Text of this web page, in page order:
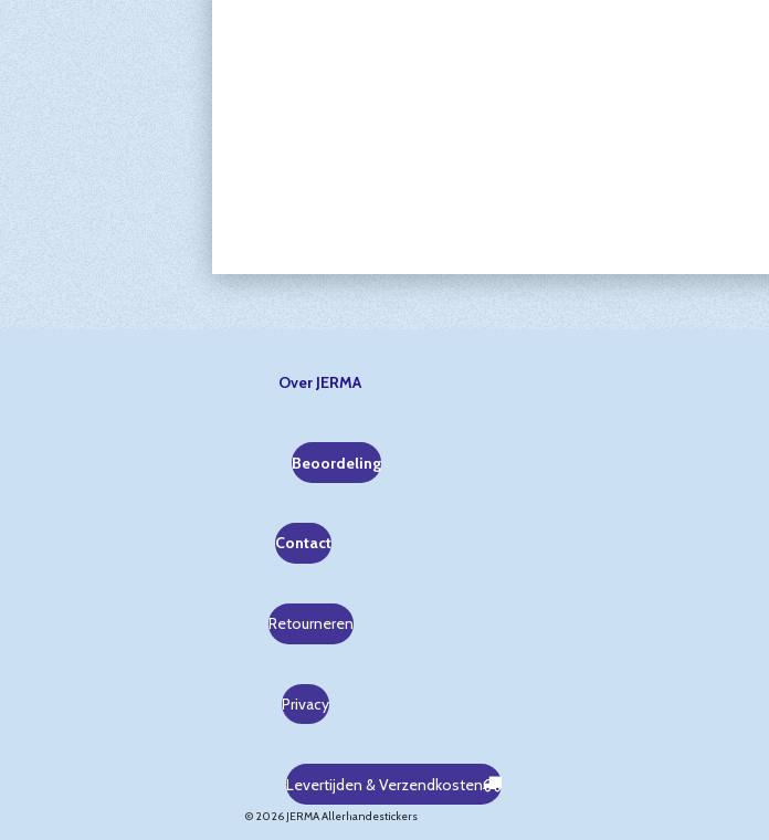
Over JERMA
Beoordeling
Contact
Retourneren
Privacy
Levertijden & Verzendkosten
© 2026 JERMA Allerhandestickers